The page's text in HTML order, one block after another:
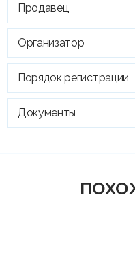
Продавец
Организатор
Порядок регистрации
Документы